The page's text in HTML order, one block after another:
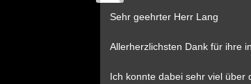
Sehr geehrter Herr Lang
Allerherzlichsten Dank für ihre
Ich konnte dabei sehr viel